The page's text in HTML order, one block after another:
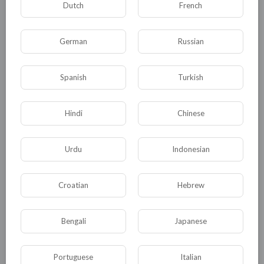
дальше беспорядочно шаркались по углам и
размножались, как кошки? Да такого быть не
может и быть не должно в принципе! Тогда
Утилизация! Потому что сильные мира
ничего другого придумать для вас таких не
могут. Да и думать о последствиях – это
задача каждого человека. А кто думать не
желает – тот подлежит утилизации. Ибо
родился ты в мусоре, жил в грязи, разврате,
скорби... так, чего теперь-то ждёшь? Чуда?
Мусор к мусору и... в топку – тотальная
утилизация населения - будущее
Dutch French
German Russian
Spanish Turkish
Hindi Chinese
Urdu Indonesian
Croatian Hebrew
Bengali Japanese
Portuguese Italian